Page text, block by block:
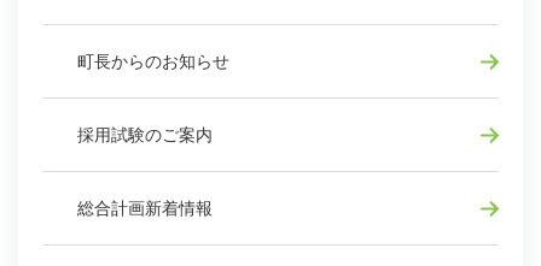
町長からのお知らせ
採用試験のご案内
総合計画新着情報